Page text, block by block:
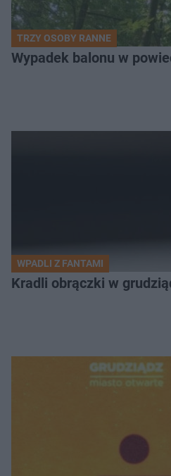
TRZY OSOBY RANNE
Wypadek balonu w
WPADLI Z FANTAMI
Kradli obrączki w